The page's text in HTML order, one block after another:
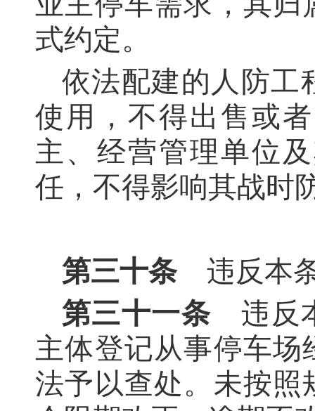
式约定。
依法配建的人防工
使用，不得出售或
主、经营管理单位
任，不得影响其战时
第三十条违反本条
第三十一条 违反
主体登记从事停车
法予以查处。未按